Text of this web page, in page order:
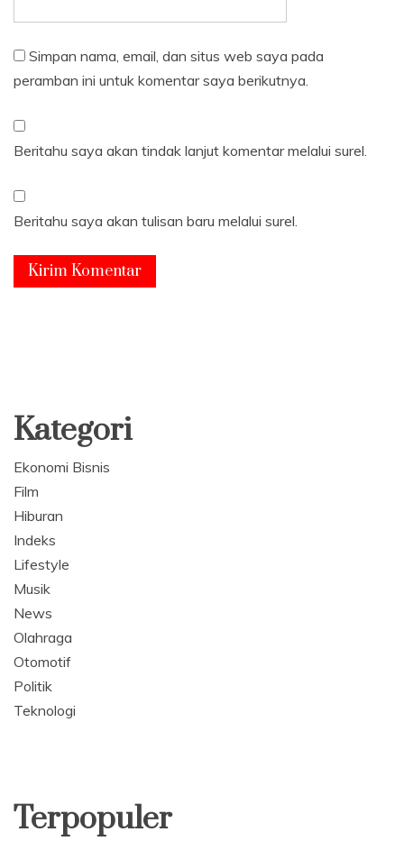
Simpan nama, email, dan situs web saya pada
peramban ini untuk komentar saya berikutnya.
Beritahu saya akan tindak lanjut komentar melalui surel.
Beritahu saya akan tulisan baru melalui surel.
Kategori
Ekonomi Bisnis
Film
Hiburan
Indeks
Lifestyle
Musik
News
Olahraga
Otomotif
Politik
Teknologi
Terpopuler